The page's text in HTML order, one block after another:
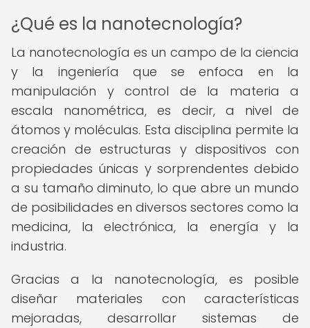
¿Qué es la nanotecnología?
La nanotecnología es un campo de la ciencia
y la ingeniería que se enfoca en la
manipulación y control de la materia a
escala nanométrica, es decir, a nivel de
átomos y moléculas. Esta disciplina permite la
creación de estructuras y dispositivos con
propiedades únicas y sorprendentes debido
a su tamaño diminuto, lo que abre un mundo
de posibilidades en diversos sectores como la
medicina, la electrónica, la energía y la
industria.
Gracias a la nanotecnología, es posible
diseñar materiales con características
mejoradas, desarrollar sistemas de